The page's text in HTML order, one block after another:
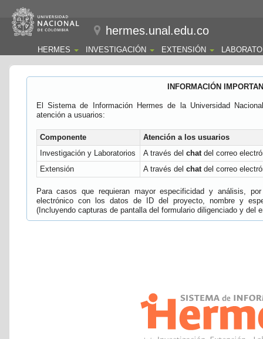
hermes.unal.edu.co
HERMES INVESTIGACIÓN EXTENSIÓN
INFORMACIÓN
El Sistema de Información Hermes de la Universidad
atención a usuarios:
Componente
Atención a los usuarios
Investigación y Laboratorios
A través del chatdel correo
Extensión
A través del chatdel correo
Para casos que requieran mayor especificidad y análisis,
electrónico con los datos de ID del proyecto, nombre y
(Incluyendo capturas de pantalla del formulario diligenciado y del